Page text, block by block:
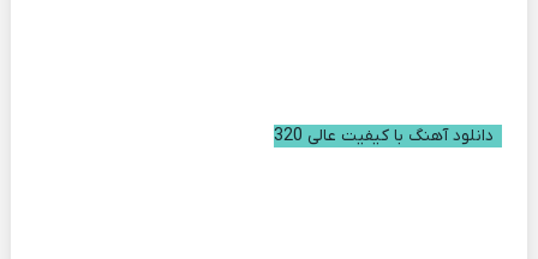
دانلود آهنگ با کیفیت عالی 320